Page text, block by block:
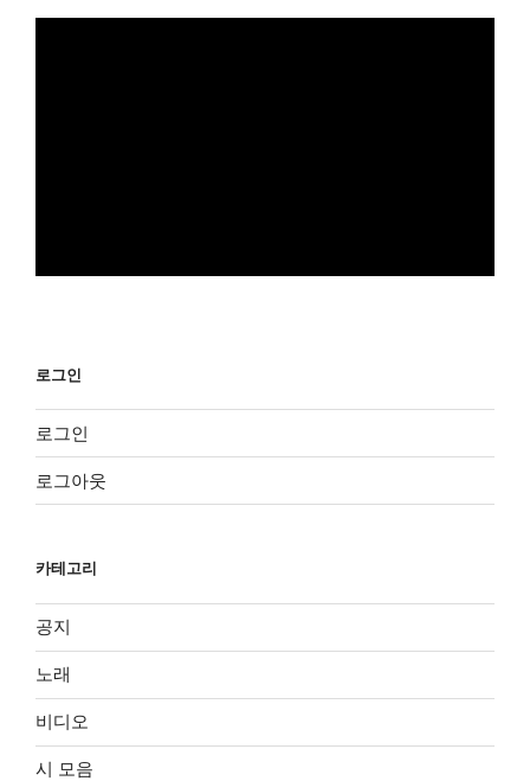
로그인
로그인
로그아웃
카테고리
공지
노래
비디오
시 모음